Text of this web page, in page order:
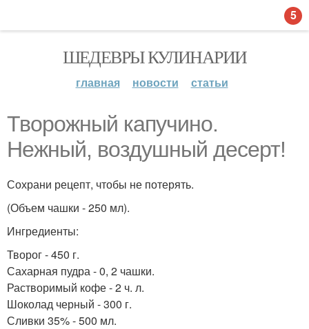
ШЕДЕВРЫ КУЛИНАРИИ
главная новости статьи
Творожный капучино.
Нежный, воздушный десерт!
Сохрани рецепт, чтобы не потерять.
(Объем чашки - 250 мл).
Ингредиенты:
Творог - 450 г.
Сахарная пудра - 0, 2 чашки.
Растворимый кофе - 2 ч. л.
Шоколад черный - 300 г.
Сливки 35% - 500 мл.
5